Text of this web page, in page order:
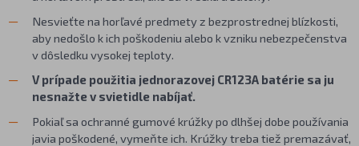
Nesvieťte na horľavé predmety z bezprostrednej blízkosti,
aby nedošlo k ich poškodeniu alebo k vzniku nebezpečenstva
v dôsledku vysokej teploty.
V prípade použitia jednorazovej CR123A batérie sa ju
nesnažte v svietidle nabíjať.
Pokiaľ sa ochranné gumové krúžky po dlhšej dobe používania
javia poškodené, vymeňte ich. Krúžky treba tiež premazávať,